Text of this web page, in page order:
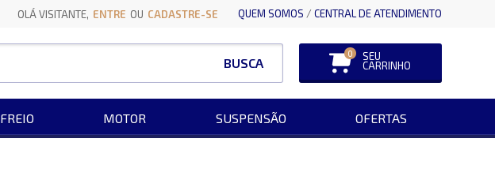
BUSCA
FREIO MOTOR SUSPENSÃO OFERTAS
0 SEU
CARRINHO
OLÁ VISITANTE, ENTRE OU CADASTRE-SE QUEM SOMOS / CENTRAL DE ATENDIMENTO